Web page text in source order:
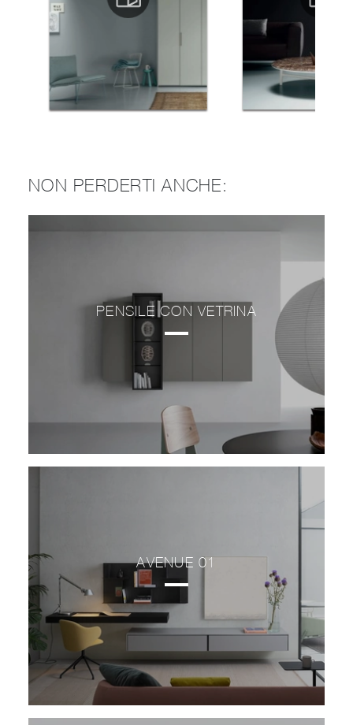
NON PERDERTI ANCHE:
PENSILE CON VETRINA
AVENUE 01